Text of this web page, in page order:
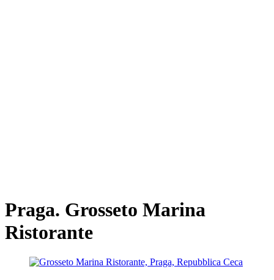
Praga. Grosseto Marina
Ristorante